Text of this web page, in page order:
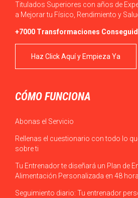
Titulados Superiores con años de
a Mejorar tu Físico, Rendimiento y
+7000 Transformaciones
Haz Click Aquí y Empieza Ya
CÓMO FUNCIONA
Abonas el Servicio
Rellenas el cuestionario con todo lo
sobre ti
Tu Entrenador te diseñará un Plan de
Alimentación Personalizada en 48
Seguimiento diario: Tu entrenador